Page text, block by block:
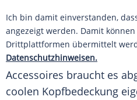
Ich bin damit einverstanden,
angezeigt werden. Damit
Drittplattformen übermittelt
Datenschutzhinweisen.
Accessoires braucht es
coolen Kopfbedeckung